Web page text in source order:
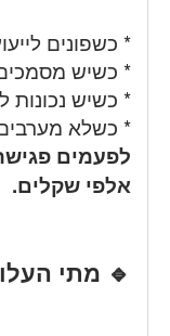
* כשפונים
* כשיש
* כשיש נכונות
* כשלא
לפעמים
אלפי שקלים.
🔹 מתי